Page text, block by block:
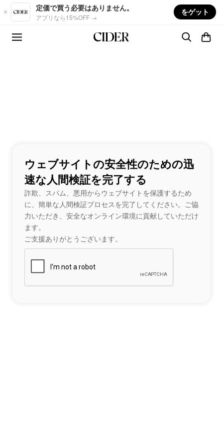
Skip to main content
定価で買う必要はありません。
アプリなら15%OFF →
をゲット
ウェブサイトの安全性のための迅
速な人間検証を完了する
詐欺、スパム、悪用からウェブサイトを保護するため
に、簡単な人間検証プロセスを完了してください。ご協
力いただき、安全なオンライン環境に貢献していただけ
ます。
ご支援ありがとうございます。